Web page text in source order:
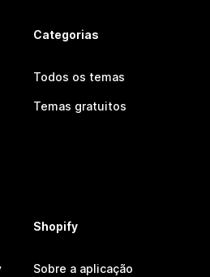
Categorias
Todos os temas
Temas gratuitos
Shopify
Sobre a aplicação